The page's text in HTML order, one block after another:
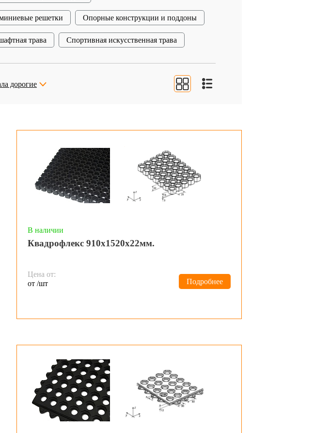
решетки Опорные конструкции и поддоны
трава Спортивная искусственная трава
дорогие
В наличии
Квадрофлекс 910х1520х22мм.
Цена от:
от /шт
Подробнее